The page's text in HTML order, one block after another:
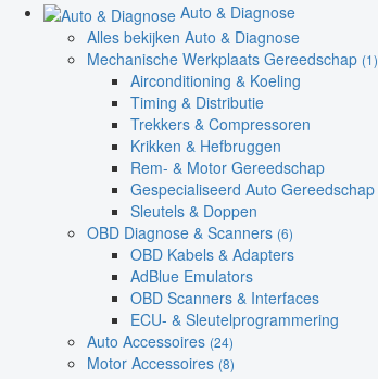
Auto & Diagnose
Alles bekijken Auto & Diagnose
Mechanische Werkplaats Gereedschap (1)
Airconditioning & Koeling
Timing & Distributie
Trekkers & Compressoren
Krikken & Hefbruggen
Rem- & Motor Gereedschap
Gespecialiseerd Auto Gereedschap
Sleutels & Doppen
OBD Diagnose & Scanners (6)
OBD Kabels & Adapters
AdBlue Emulators
OBD Scanners & Interfaces
ECU- & Sleutelprogrammering
Auto Accessoires (24)
Motor Accessoires (8)